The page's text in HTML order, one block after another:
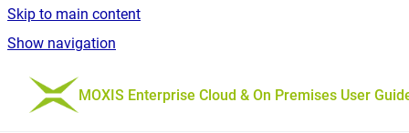
Skip to main content
Show navigation
Go to homepage
MOXIS Enterprise Cloud & On Premises User